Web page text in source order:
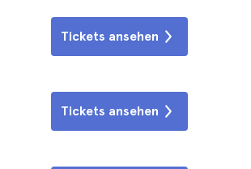
Tickets ansehen
Tickets ansehen